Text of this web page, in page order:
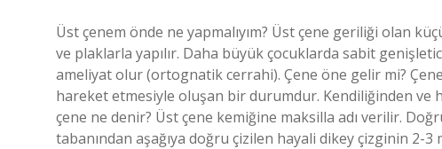
Üst çenem önde ne yapmalıyım? Üst çene geriliği olan
ve plaklarla yapılır. Daha büyük çocuklarda sabit
ameliyat olur (ortognatik cerrahi). Çene öne gelir mi? Çene
hareket etmesiyle oluşan bir durumdur. Kendiliğinden ve
çene ne denir? Üst çene kemiğine maksilla adı verilir.
tabanından aşağıya doğru çizilen hayali dikey çizginin 2-